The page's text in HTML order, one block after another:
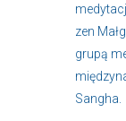
zen
grupą
Sangha.